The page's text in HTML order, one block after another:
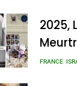
2025,
FRANCE